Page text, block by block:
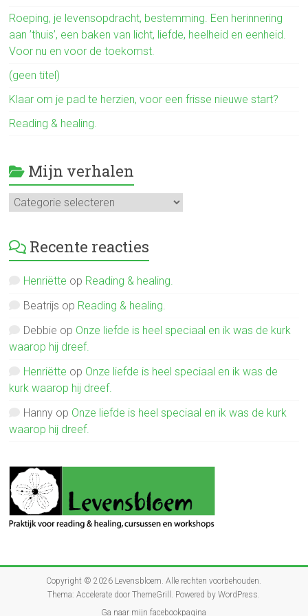
ok
Roeping, je levensopdracht, bestemming. Een herinnering
aan ’thuis’, een baken van licht, liefde, heelheid en eenheid.
Voor nu en voor de toekomst.
(geen titel)
Klaar om je pad te herzien, voor een frisse nieuwe start?
Reading & healing.
Mijn verhalen
Mijn
verhalen
Recente reacties
Henriëtte op Reading & healing.
Beatrijs op Reading & healing.
Debbie op Onze liefde is heel speciaal en ik was de kurk
waarop hij dreef.
Henriëtte op Onze liefde is heel speciaal en ik was de
kurk waarop hij dreef.
Hanny op Onze liefde is heel speciaal en ik was de kurk
waarop hij dreef.
Copyright © 2026 Levensbloem. Alle rechten voorbehouden.
Thema:Accelerate door ThemeGrill. Powered byWordPress.
Ga naar mijn facebookpagina